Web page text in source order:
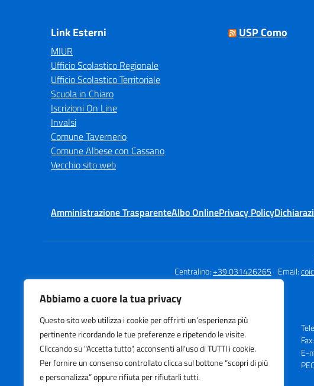
Abbiamo a cuore la tua privacy
Questo sito web utilizza i cookie per offrirti un’esperienza più
pertinente ricordando le tue preferenze e ripetendo le visite.
Cliccando su "Accetta tutto", acconsenti all'uso di TUTTI i cookie.
Per fornire un consenso controllato clicca sul bottone “scopri di più
e personalizza” oppure rifiuta per rifiutarli tutti.
Link Esterni
MIUR
Ufficio Scolastico Regionale
Ufficio Scolastico Territoriale
Scuola in Chiaro
Iscrizioni On Line
Invalsi
Comune Tavernerio
Comune Albese con Cassano
Vecchio sito web
USP Como
Amministrazione TrasparenteAlbo OnlinePrivacy Policy
Centralino:+39 031426265 Email:
Istituto Comprensivo
Tavernerio
Via Risorgimento, 22 - Tavernerio (CO)
E-